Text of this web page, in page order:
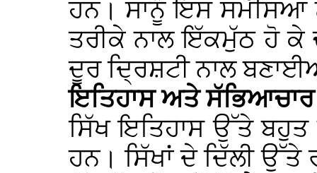
ਹਨ। ਸਾਨੂੰ ਇਸ ਸਮੱਸਿਆ
ਤਰੀਕੇ ਨਾਲ ਇੱਕਮੁੱਠ ਹੋ ਕੇ
ਦੂਰ ਦ੍ਰਿਸ਼ਟੀ ਨਾਲ
ਇਤਿਹਾਸ ਅਤੇ ਸੱਭਿਆਚਾਰ
ਸਿੱਖ ਇਤਿਹਾਸ ਉੱਤੇ
ਹਨ। ਸਿੱਖਾਂ ਦੇ ਦਿੱਲੀ ਉੱਤੇ